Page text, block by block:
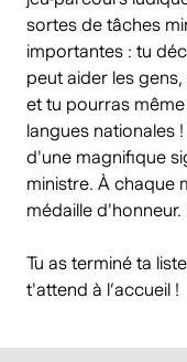
sortes de tâches
importantes : tu
peut aider les
et tu pourras
langues nationales
d'une magnifique
ministre. À chaque
médaille d'honneur.
Tu as terminé ta
t'attend à l’accueil !